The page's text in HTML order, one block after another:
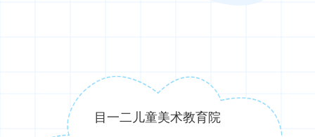
目一二儿童美术教育院